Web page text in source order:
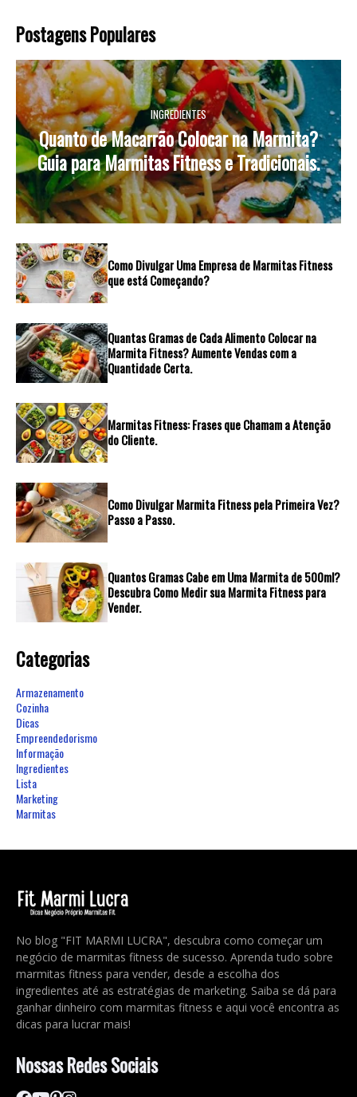
Postagens Populares
INGREDIENTES
Quanto de Macarrão Colocar na Marmita?
Guia para Marmitas Fitness e Tradicionais.
Como Divulgar Uma Empresa de Marmitas Fitness
que está Começando?
Quantas Gramas de Cada Alimento Colocar na
Marmita Fitness? Aumente Vendas com a
Quantidade Certa.
Marmitas Fitness: Frases que Chamam a Atenção
do Cliente.
Como Divulgar Marmita Fitness pela Primeira Vez?
Passo a Passo.
Quantos Gramas Cabe em Uma Marmita de 500ml?
Descubra Como Medir sua Marmita Fitness para
Vender.
Categorias
Armazenamento
Cozinha
Dicas
Empreendedorismo
Informação
Ingredientes
Lista
Marketing
Marmitas
No blog "FIT MARMI LUCRA", descubra como começar um
negócio de marmitas fitness de sucesso. Aprenda tudo sobre
marmitas fitness para vender, desde a escolha dos
ingredientes até as estratégias de marketing. Saiba se dá para
ganhar dinheiro com marmitas fitness e aqui você encontra as
dicas para lucrar mais!
Nossas Redes Sociais